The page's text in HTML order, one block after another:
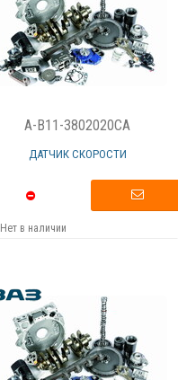
A-B11-3802020CA
ДАТЧИК СКОРОСТИ
Нет в наличии